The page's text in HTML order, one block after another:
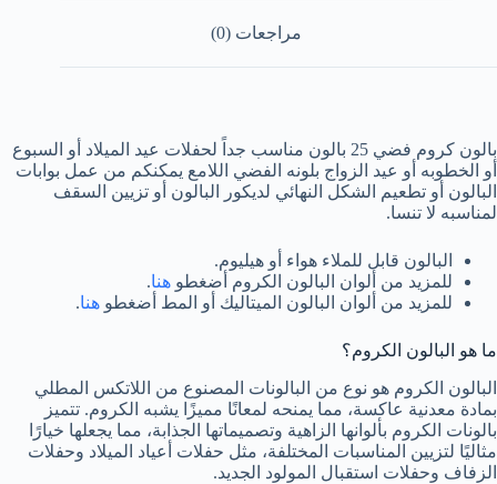
مراجعات (0)
بالون كروم فضي 25 بالون مناسب جداً لحفلات عيد الميلاد أو السبوع
أو الخطوبه أو عيد الزواج بلونه الفضي اللامع يمكنكم من عمل بوابات
البالون أو تطعيم الشكل النهائي لديكور البالون أو تزيين السقف
لمناسبه لا تنسا.
البالون قابل للملاء هواء أو هيليوم.
للمزيد من ألوان البالون الكروم أضغطو هنا.
للمزيد من ألوان البالون الميتاليك أو المط أضغطو هنا.
ما هو البالون الكروم؟
البالون الكروم هو نوع من البالونات المصنوع من اللاتكس المطلي
بمادة معدنية عاكسة، مما يمنحه لمعانًا مميزًا يشبه الكروم. تتميز
بالونات الكروم بألوانها الزاهية وتصميماتها الجذابة، مما يجعلها خيارًا
مثاليًا لتزيين المناسبات المختلفة، مثل حفلات أعياد الميلاد وحفلات
الزفاف وحفلات استقبال المولود الجديد.